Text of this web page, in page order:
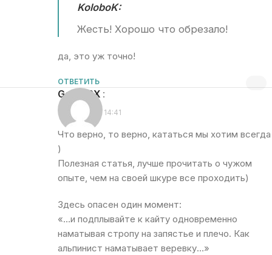
KoloboK:
Жесть! Хорошо что обрезало!
да, это уж точно!
ОТВЕТИТЬ
Garri_RX :
28.07.2012 в 14:41
Что верно, то верно, кататься мы хотим всегда
)
Полезная статья, лучше прочитать о чужом
опыте, чем на своей шкуре все проходить)
Здесь опасен один момент:
«…и подплывайте к кайту одновременно
наматывая стропу на запястье и плечо. Как
альпинист наматывает веревку…»